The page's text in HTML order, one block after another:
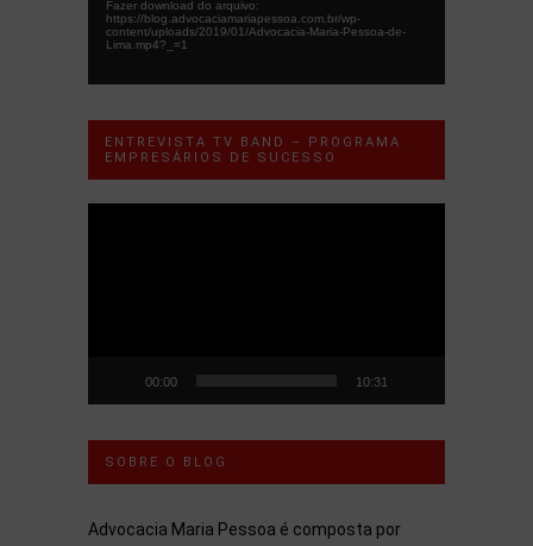
Fazer download do arquivo:
https://blog.advocaciamariapessoa.com.br/wp-
content/uploads/2019/01/Advocacia-Maria-Pessoa-de-
Lima.mp4?_=1
ENTREVISTA TV BAND – PROGRAMA
EMPRESÁRIOS DE SUCESSO
00:00 10:31
SOBRE O BLOG
Advocacia Maria Pessoa é composta por